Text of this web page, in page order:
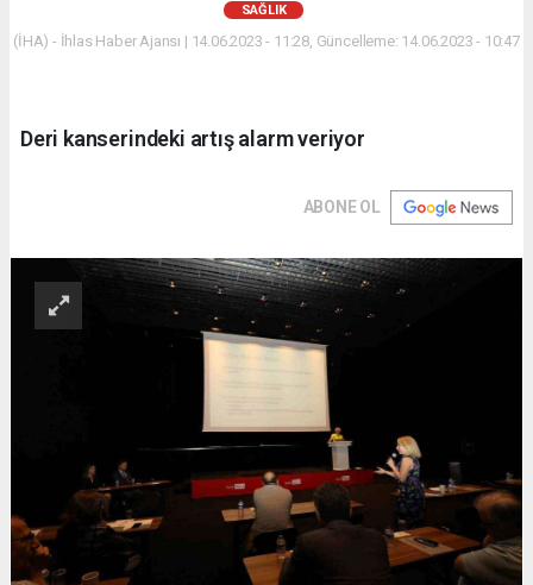
SAĞLIK
(İHA) - İhlas Haber Ajansı | 14.06.2023 - 11:28, Güncelleme: 14.06.2023 - 10:47
Deri kanserindeki artış alarm veriyor
ABONE OL